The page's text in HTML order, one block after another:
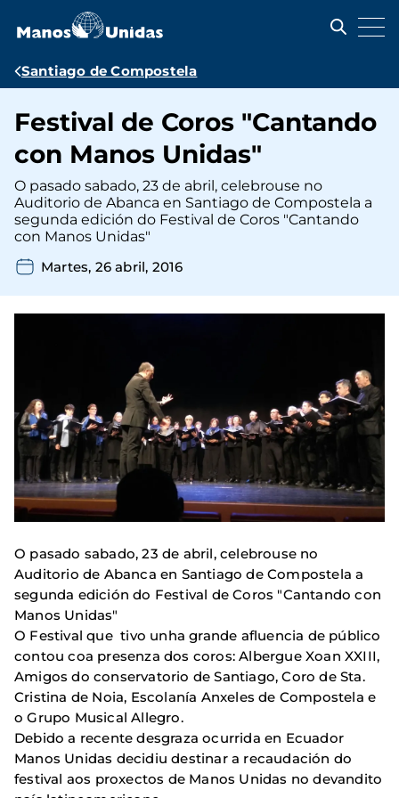
contenido
Ruta
navegación
Santiago de Compostela
Festival de Coros "Cantando
con Manos Unidas"
O pasado sabado, 23 de abril, celebrouse no
Auditorio de Abanca en Santiago de Compostela a
segunda edición do Festival de Coros "Cantando
con Manos Unidas"
Martes, 26 abril, 2016
O pasado sabado, 23 de abril, celebrouse no
Auditorio de Abanca en Santiago de Compostela a
segunda edición do Festival de Coros "Cantando con
Manos Unidas"
O Festival que tivo unha grande afluencia de público
contou coa presenza dos coros: Albergue Xoan XXIII,
Amigos do conservatorio de Santiago, Coro de Sta.
Cristina de Noia, Escolanía Anxeles de Compostela e
o Grupo Musical Allegro.
Debido a recente desgraza ocurrida en Ecuador
Manos Unidas decidiu destinar a recaudación do
festival aos proxectos de Manos Unidas no devandito